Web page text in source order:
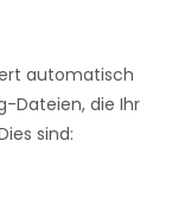
automatisch
Dateien, die Ihr
sind: